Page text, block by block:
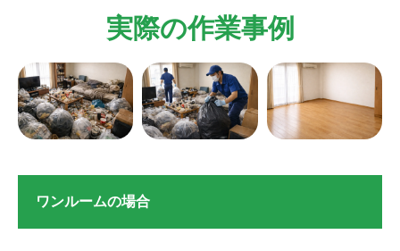
実際の作業事例
ワンルームの場合